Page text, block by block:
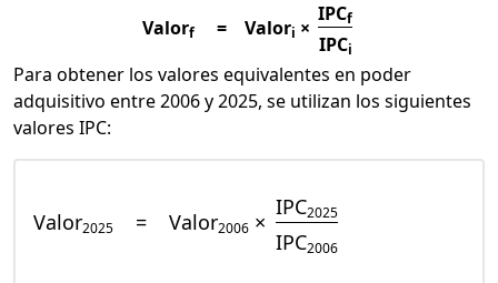
Valorf = Valori ×
IPCf
IPCi
Para obtener los valores equivalentes en poder
adquisitivo entre 2006 y 2025, se utilizan los siguientes
valores IPC:
Valor2025 = Valor2006 ×
IPC2025
IPC2006